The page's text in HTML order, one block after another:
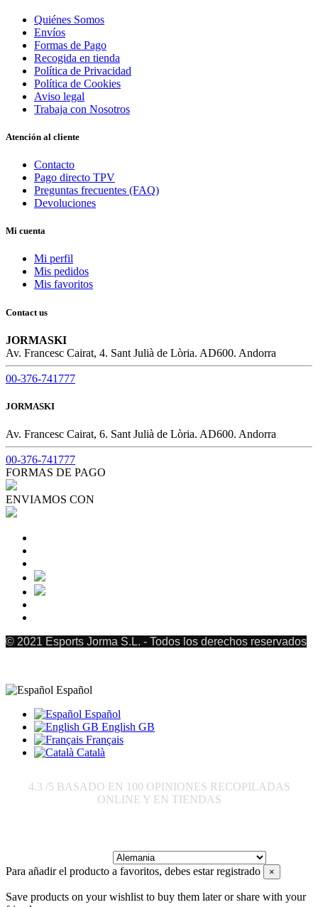
Quiénes Somos
Envíos
Formas de Pago
Recogida en tienda
Política de Privacidad
Política de Cookies
Aviso legal
Trabaja con Nosotros
Atención al cliente
Contacto
Pago directo TPV
Preguntas frecuentes (FAQ)
Devoluciones
Mi cuenta
Mi perfil
Mis pedidos
Mis favoritos
Contact us
JORMASKI
Av. Francesc Cairat, 4. Sant Julià de Lòria. AD600. Andorra
00-376-741777
JORMASKI
Av. Francesc Cairat, 6. Sant Julià de Lòria. AD600. Andorra
00-376-741777
FORMAS DE PAGO
ENVIAMOS CON
© 2021 Esports Jorma S.L. - Todos los derechos reservados
Español
Español
English GB
Français
Català
4.3 /5 BASADO EN 100 OPINIONES RECOPILADAS
ONLINE Y EN TIENDAS
Para añadir el producto a favoritos, debes estar registrado ×
Save products on your wishlist to buy them later or share with your